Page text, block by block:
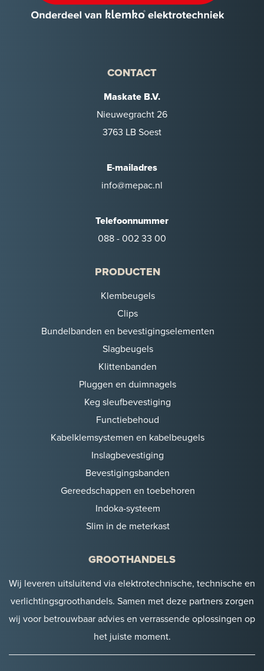
CONTACT
Maskate B.V.
Nieuwegracht 26
3763 LB Soest
E-mailadres
info@mepac.nl
Telefoonnummer
088 - 002 33 00
PRODUCTEN
Klembeugels
Clips
Bundelbanden en bevestigingselementen
Slagbeugels
Klittenbanden
Pluggen en duimnagels
Keg sleufbevestiging
Functiebehoud
Kabelklemsystemen en kabelbeugels
Inslagbevestiging
Bevestigingsbanden
Gereedschappen en toebehoren
Indoka-systeem
Slim in de meterkast
GROOTHANDELS
Wij leveren uitsluitend via elektrotechnische, technische en
verlichtingsgroothandels. Samen met deze partners zorgen
wij voor betrouwbaar advies en verrassende oplossingen op
het juiste moment.